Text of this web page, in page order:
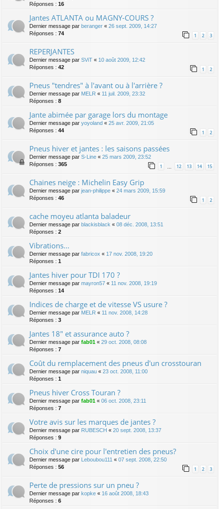
Réponses : 16
Jantes ATLANTA ou MAGNY-COURS ?
Dernier message par beranger « 26 sept. 2009, 14:27
Réponses : 74 1 2 3
REPERJANTES
Dernier message par SViT « 10 août 2009, 12:42
Réponses : 42 1 2
Pneus "tendres" à l'avant ou à l'arrière ?
Dernier message par MELR « 11 juil. 2009, 23:32
Réponses : 8
Jante abimée par garage lors du montage
Dernier message par yoyoland « 25 avr. 2009, 21:05
Réponses : 44 1 2
Pneus hiver et jantes : les saisons passées
Dernier message par S-Line « 25 mars 2009, 23:52
Réponses : 365 1 … 12 13 14 15
Chaines neige : Michelin Easy Grip
Dernier message par jean-philippe « 24 mars 2009, 15:59
Réponses : 46 1 2
cache moyeu atlanta baladeur
Dernier message par blackisblack « 08 déc. 2008, 13:51
Réponses : 2
Vibrations...
Dernier message par fabricox « 17 nov. 2008, 19:20
Réponses : 1
Jantes hiver pour TDI 170 ?
Dernier message par mayron57 « 11 nov. 2008, 19:19
Réponses : 14
Indices de charge et de vitesse VS usure ?
Dernier message par MELR « 11 nov. 2008, 14:28
Réponses : 3
Jantes 18" et assurance auto ?
Dernier message par fab01 « 29 oct. 2008, 08:08
Réponses : 7
Coût du remplacement des pneus d'un crosstouran
Dernier message par niquau « 23 oct. 2008, 11:00
Réponses : 1
Pneus hiver Cross Touran ?
Dernier message par fab01 « 06 oct. 2008, 23:11
Réponses : 7
Votre avis sur les marques de jantes ?
Dernier message par RUBESCH « 20 sept. 2008, 13:37
Réponses : 9
Choix d'une cire pour l'entretien des pneus?
Dernier message par Leboubou111 « 07 sept. 2008, 22:50
Réponses : 56 1 2 3
Perte de pressions sur un pneu ?
Dernier message par kopke « 16 août 2008, 18:43
Réponses : 6